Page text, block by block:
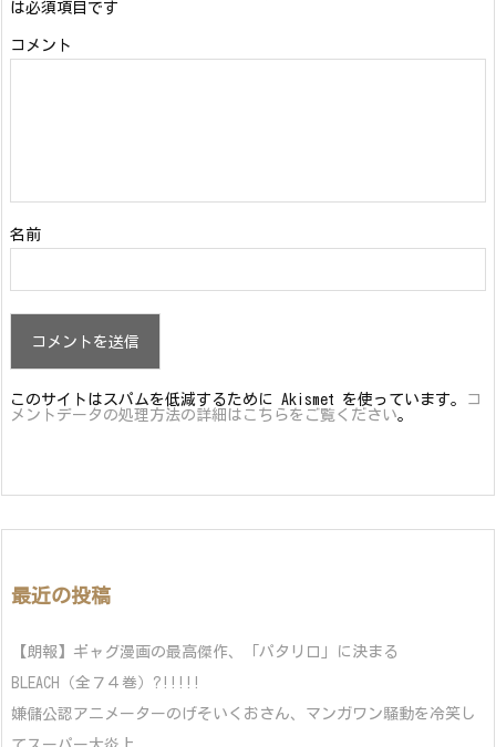
は必須項目です
コメント
名前
このサイトはスパムを低減するために Akismet を使っています。
コ
メントデータの処理方法の詳細はこちらをご覧ください。
最近の投稿
【朗報】ギャグ漫画の最高傑作、「パタリロ」に決まる
BLEACH（全７４巻）?!!!!!
嫌儲公認アニメーターのげそいくおさん、マンガワン騒動を冷笑し